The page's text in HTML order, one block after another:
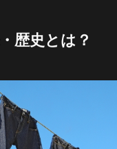
歴史とは？